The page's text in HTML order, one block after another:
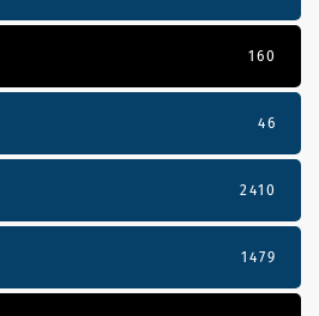
160
46
2410
1479